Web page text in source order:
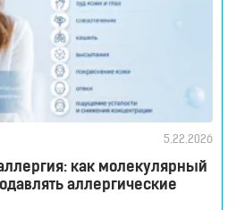
5.22.2026
как молекулярный
аллергические